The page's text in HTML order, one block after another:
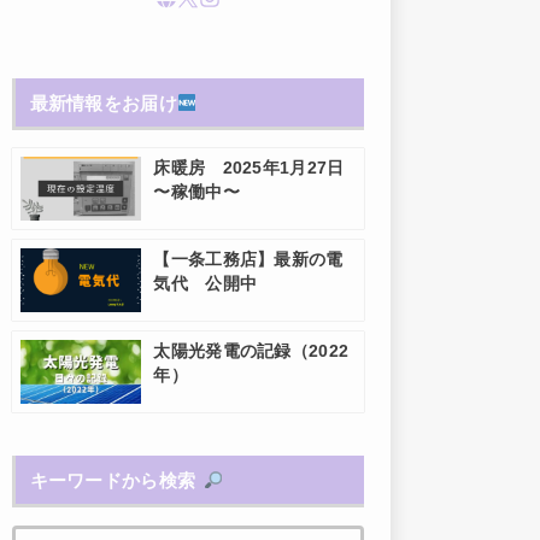
最新情報をお届け
床暖房 2025年1月27日
〜稼働中〜
【一条工務店】最新の電
気代 公開中
太陽光発電の記録（2022
年）
キーワードから検索